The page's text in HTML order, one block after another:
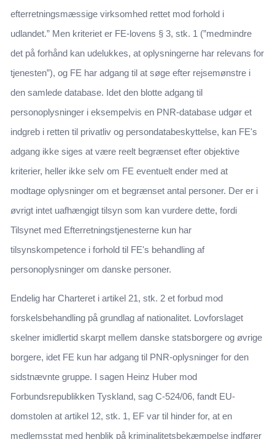
efterretningsmæssige virksomhed rettet mod forhold i
udlandet.” Men kriteriet er FE-lovens § 3, stk. 1 (”medmindre
det på forhånd kan udelukkes, at oplysningerne har relevans for
tjenesten”), og FE har adgang til at søge efter rejsemønstre i
den samlede database. Idet den blotte adgang til
personoplysninger i eksempelvis en PNR-database udgør et
indgreb i retten til privatliv og persondatabeskyttelse, kan FE's
adgang ikke siges at være reelt begrænset efter objektive
kriterier, heller ikke selv om FE eventuelt ender med at
modtage oplysninger om et begrænset antal personer. Der er i
øvrigt intet uafhængigt tilsyn som kan vurdere dette, fordi
Tilsynet med Efterretningstjenesterne kun har
tilsynskompetence i forhold til FE's behandling af
personoplysninger om danske personer.
Endelig har Charteret i artikel 21, stk. 2 et forbud mod
forskelsbehandling på grundlag af nationalitet. Lovforslaget
skelner imidlertid skarpt mellem danske statsborgere og øvrige
borgere, idet FE kun har adgang til PNR-oplysninger for den
sidstnævnte gruppe. I sagen Heinz Huber mod
Forbundsrepublikken Tyskland, sag C-524/06, fandt EU-
domstolen at artikel 12, stk. 1, EF var til hinder for, at en
medlemsstat med henblik på kriminalitetsbekæmpelse indfører